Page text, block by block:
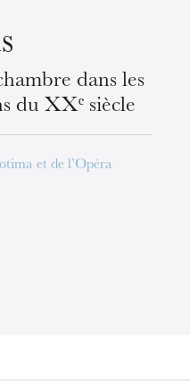
2026
dans les
du XXᵉ siècle
et de l’Opéra